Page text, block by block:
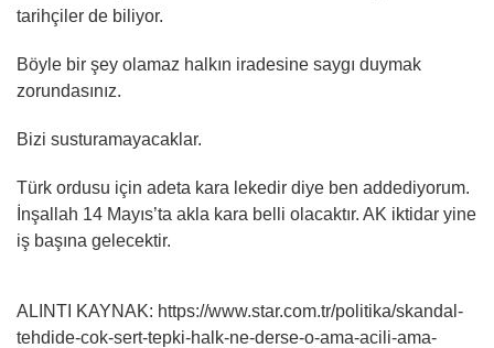
tarihçiler de biliyor.
Böyle bir şey olamaz halkın iradesine saygı duymak
zorundasınız.
Bizi susturamayacaklar.
Türk ordusu için adeta kara lekedir diye ben addediyorum.
İnşallah 14 Mayıs’ta akla kara belli olacaktır. AK iktidar yine
iş başına gelecektir.
ALINTI KAYNAK: https://www.star.com.tr/politika/skandal-
tehdide-cok-sert-tepki-halk-ne-derse-o-ama-acili-ama-